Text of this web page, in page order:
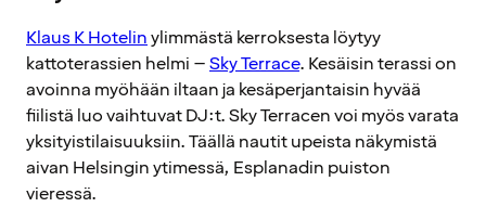
Klaus K Hotelinylimmästä kerroksesta löytyy
kattoterassien helmi –Sky Terrace. Kesäisin terassi on
avoinna myöhään iltaan ja kesäperjantaisin hyvää
fiilistä luo vaihtuvat DJ:t. Sky Terracen voi myös varata
yksityistilaisuuksiin. Täällä nautit upeista näkymistä
aivan Helsingin ytimessä, Esplanadin puiston
vieressä.